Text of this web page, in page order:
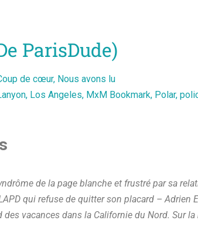
ParisDude)
de cœur, Nous avons lu
, Los Angeles, MxM Bookmark, Polar,
de la page blanche et frustré par sa
qui refuse de quitter son placard – Adrien
des vacances dans la Californie du Nord. Sur